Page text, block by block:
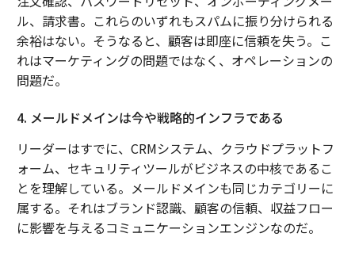
ル、請求書。これらのいずれもスパムに振り分けられる
余裕はない。そうなると、顧客は即座に信頼を失う。こ
れはマーケティングの問題ではなく、オペレーションの
問題だ。
4. メールドメインは今や戦略的インフラである
リーダーはすでに、CRMシステム、クラウドプラットフ
ォーム、セキュリティツールがビジネスの中核であるこ
とを理解している。メールドメインも同じカテゴリーに
属する。それはブランド認識、顧客の信頼、収益フロー
に影響を与えるコミュニケーションエンジンなのだ。